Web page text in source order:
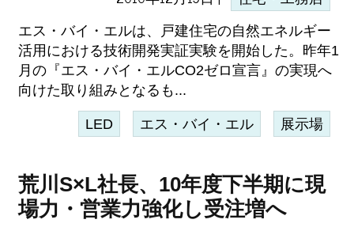
エス・バイ・エルは、戸建住宅の自然エネルギー
活用における技術開発実証実験を開始した。昨年1
月の『エス・バイ・エルCO2ゼロ宣言』の実現へ
向けた取り組みとなるも...
LED エス・バイ・エル 展示場
荒川S×L社長、10年度下半期に現
場力・営業力強化し受注増へ